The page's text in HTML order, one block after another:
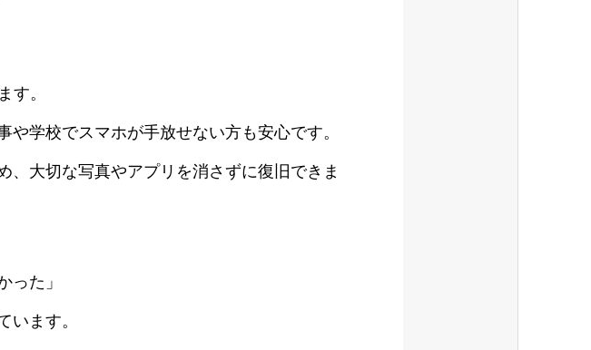
す。
学校でスマホが手放せない方も安心です。
、大切な写真やアプリを消さずに復旧できま
った」
います。